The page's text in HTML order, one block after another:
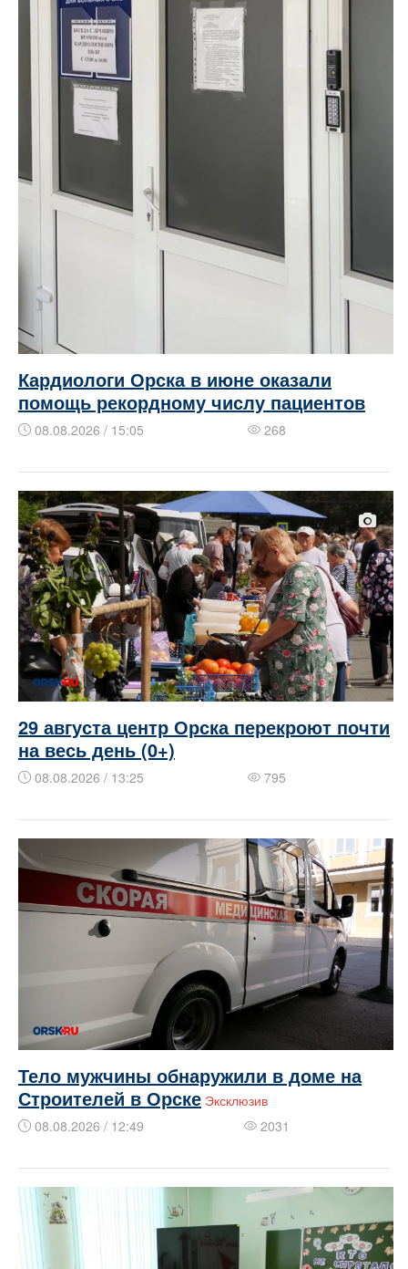
Кардиологи Орска в июне оказали
помощь рекордному числу пациентов
08.08.2026 / 15:05 268
29 августа центр Орска перекроют почти
на весь день (0+)
08.08.2026 / 13:25 795
Тело мужчины обнаружили в доме на
Строителей в Орске Эксклюзив
08.08.2026 / 12:49
2031